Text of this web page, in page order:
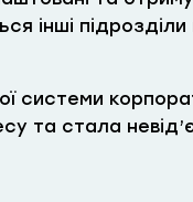
інші підрозділи
системи
та стала